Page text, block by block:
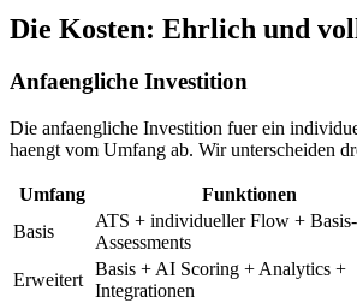
Die Kosten: Ehrlich und
Anfaengliche Investition
Die anfaengliche Investition fuer ein
haengt vom Umfang ab. Wir unterscheiden
Umfang Funktionen
Basis
ATS + individueller Flow + Basis-
Assessments
Erweitert
Basis + AI Scoring + Analytics +
Integrationen